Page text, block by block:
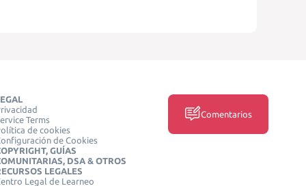
Terms
de cookies
de Cookies
GUÍAS
DSA & OTROS
LEGALES
Legal de Learneo
Comentarios